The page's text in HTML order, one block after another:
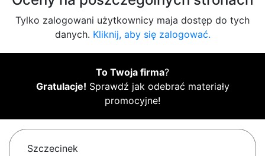
Tylko zalogowani użytkownicy maja dostęp do tych
danych. Kliknij, aby się zalogować.
To Twoja firma?
Gratulacje! Sprawdź jak odebrać materiały
promocyjne!
Szczecinek